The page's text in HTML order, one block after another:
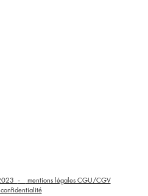
-
mentions légales CGU/CGV